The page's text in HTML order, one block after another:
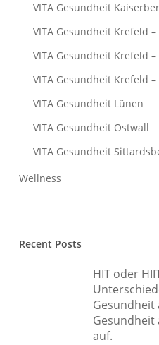
VITA Gesundheit
VITA Gesundheit Krefeld
VITA Gesundheit Krefeld
VITA Gesundheit Krefeld
VITA Gesundheit Lünen
VITA Gesundheit Ostwall
VITA Gesundheit
Wellness
Recent Posts
HIT oder
Gesundheit
Gesundheit
auf.